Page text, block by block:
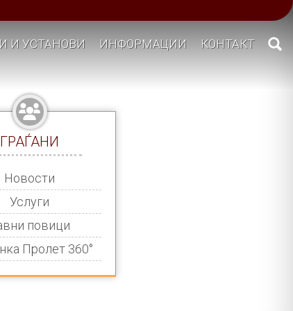
И УСТАНОВИ ИНФОРМАЦИИ КОНТАКТ
ГРАЃАНИ
Новости
Услуги
повици
Пролет 360°